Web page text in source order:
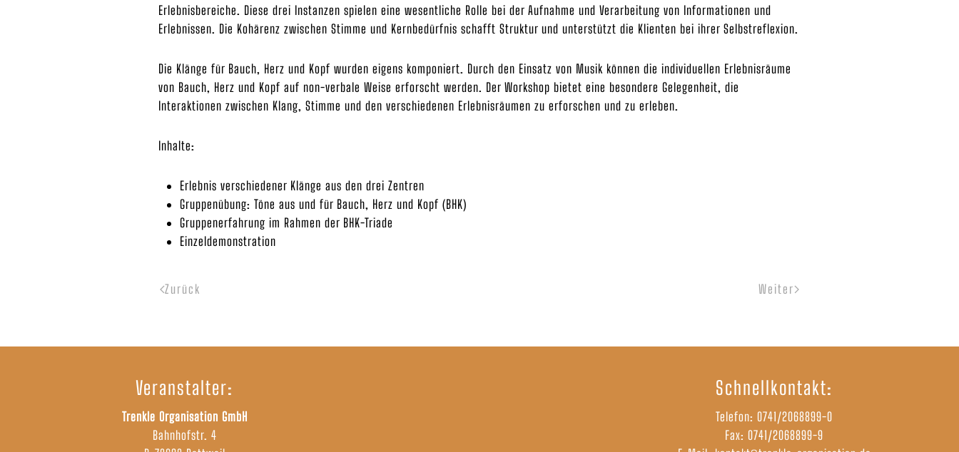
Erlebnisbereiche. Diese drei Instanzen spielen eine wesentliche Rolle bei der Aufnahme und Verarbeitung von Informationen und
Erlebnissen. Die Kohärenz zwischen Stimme und Kernbedürfnis schafft Struktur und unterstützt die Klienten bei ihrer Selbstreflexion.
Die Klänge für Bauch, Herz und Kopf wurden eigens komponiert. Durch den Einsatz von Musik können die individuellen Erlebnisräume
von Bauch, Herz und Kopf auf non-verbale Weise erforscht werden. Der Workshop bietet eine besondere Gelegenheit, die
Interaktionen zwischen Klang, Stimme und den verschiedenen Erlebnisräumen zu erforschen und zu erleben.
Inhalte:
Erlebnis verschiedener Klänge aus den drei Zentren
Gruppenübung: Töne aus und für Bauch, Herz und Kopf (BHK)
Gruppenerfahrung im Rahmen der BHK-Triade
Einzeldemonstration
Zurück Weiter
Veranstalter:
Trenkle Organisation GmbH
Bahnhofstr. 4
Schnellkontakt:
Telefon:0741/2068899-0
Fax: 0741/2068899-9